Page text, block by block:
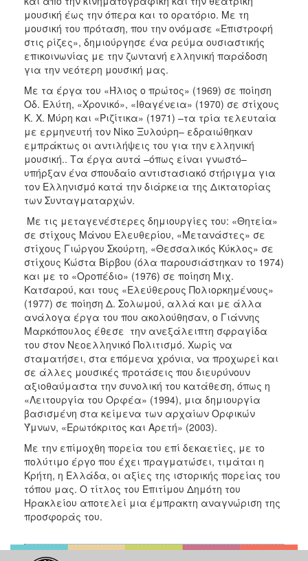
μουσική έως την όπερα και το ορατόριο. Με τη
μουσική του πρόταση, που την ονόμασε «Επιστροφή
στις ρίζες», δημιούργησε ένα ρεύμα ουσιαστικής
επικοινωνίας με την ζωντανή ελληνική παράδοση
για την νεότερη μουσική μας.
Με τα έργα του «Ήλιος ο πρώτος» (1969) σε ποίηση
Οδ. Ελύτη, «Χρονικό», «Ιθαγένεια» (1970) σε στίχους
Κ. Χ. Μύρη και «Ριζίτικα» (1971) –τα τρία τελευταία
με ερμηνευτή τον Νίκο Ξυλούρη– εδραιώθηκαν
εμπράκτως οι αντιλήψεις του για την ελληνική
μουσική.. Τα έργα αυτά –όπως είναι γνωστό–
υπήρξαν ένα σπουδαίο αντιστασιακό στήριγμα για
τον Ελληνισμό κατά την διάρκεια της Δικτατορίας
των Συνταγματαρχών.
Με τις μεταγενέστερες δημιουργίες του: «Θητεία»
σε στίχους Μάνου Ελευθερίου, «Μετανάστες» σε
στίχους Γιώργου Σκούρτη, «Θεσσαλικός Κύκλος» σε
στίχους Κώστα Βίρβου (όλα παρουσιάστηκαν το 1974)
και με το «Οροπέδιο» (1976) σε ποίηση Μιχ.
Κατσαρού, και τους «Ελεύθερους Πολιορκημένους»
(1977) σε ποίηση Δ. Σολωμού, αλλά και με άλλα
ανάλογα έργα του που ακολούθησαν, ο Γιάννης
Μαρκόπουλος έθεσε την ανεξάλειπτη σφραγίδα
του στον Νεοελληνικό Πολιτισμό. Χωρίς να
σταματήσει, στα επόμενα χρόνια, να προχωρεί και
σε άλλες μουσικές προτάσεις που διευρύνουν
αξιοθαύμαστα την συνολική του κατάθεση, όπως η
«Λειτουργία του Ορφέα» (1994), μια δημιουργία
βασισμένη στα κείμενα των αρχαίων Ορφικών
Ύμνων, «Ερωτόκριτος και Αρετή» (2003).
Με την επίμοχθη πορεία του επί δεκαετίες, με το
πολύτιμο έργο που έχει πραγματώσει, τιμάται η
Κρήτη, η Ελλάδα, οι αξίες της ιστορικής πορείας του
τόπου μας. Ο τίτλος του Επιτίμου Δημότη του
Ηρακλείου αποτελεί μια έμπρακτη αναγνώριση της
προσφοράς του.